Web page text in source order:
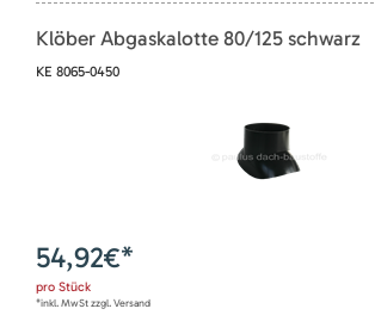
Klöber Abgaskalotte 80/125 schwarz
KE 8065-0450
54,92€*
pro Stück
*inkl. MwSt zzgl. Versand